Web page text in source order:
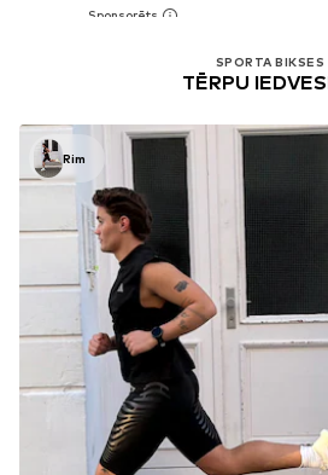
SPORTA BIKSES
TĒRPU
Rim